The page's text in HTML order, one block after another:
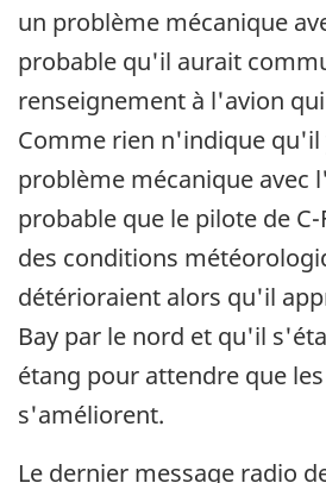
un problème mécanique
probable qu'il aurait
renseignement à l'avion
Comme rien n'indique qu'il
problème mécanique avec
probable que le pilote de
des conditions
détérioraient alors qu'il
Bay par le nord et qu'il
étang pour attendre que
s'améliorent.
Le dernier message radio